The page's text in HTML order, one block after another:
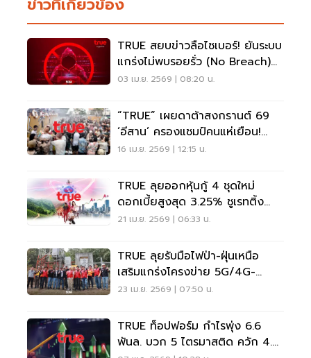
ข่าวที่เกี่ยวข้อง
TRUE สยบข่าวลือไซเบอร์! ยันระบบ
แกร่งไม่พบรอยรั่ว (No Breach)
เร่งประสานรัฐโชว์ความโปร่งใส
03 เม.ย. 2569 | 08:20 น.
“TRUE” เผยดาต้าสงกรานต์ 69
‘อีสาน’ ครองแชมป์คนแห่เยือน!
ต่างชาติพุ่ง-จีนยืนหนึ่งเช็กอินไทย
16 เม.ย. 2569 | 12:15 น.
TRUE ลุยออกหุ้นกู้ 4 ชุดใหม่
ดอกเบี้ยสูงสุด 3.25% ชูเรทติ้ง
“A+” รับ ตลาดเงินผันผวน
21 เม.ย. 2569 | 06:33 น.
TRUE ลุยรับมือไฟป่า-ฝุ่นเหนือ
เสริมแกร่งโครงข่าย 5G/4G-
ไฟเบอร์
23 เม.ย. 2569 | 07:50 น.
TRUE ท็อปฟอร์ม กำไรพุ่ง 6.6
พันล. บวก 5 ไตรมาสติด ควัก 4.8